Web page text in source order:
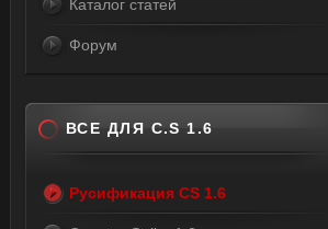
Каталог статей
Форум
ВСЕ ДЛЯ C.S 1.6
Русификация CS 1.6